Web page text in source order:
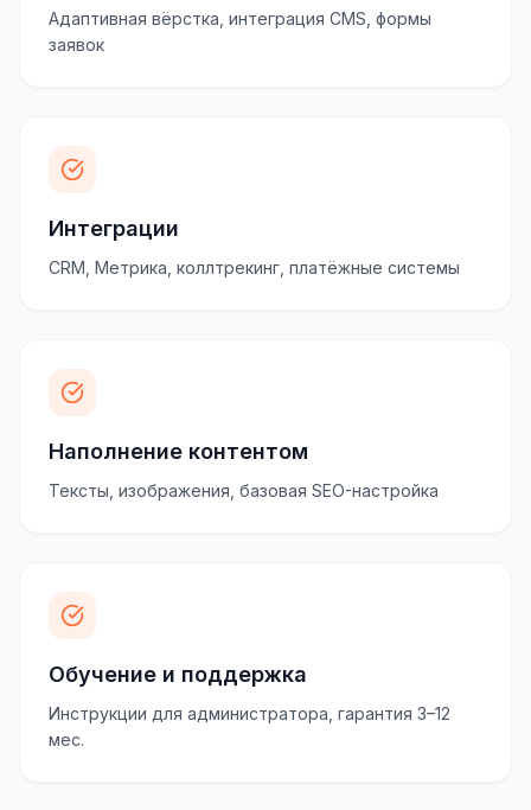
Адаптивная вёрстка, интеграция CMS, формы
заявок
Интеграции
CRM, Метрика, коллтрекинг, платёжные системы
Наполнение контентом
Тексты, изображения, базовая SEO-настройка
Обучение и поддержка
Инструкции для администратора, гарантия 3–12
мес.